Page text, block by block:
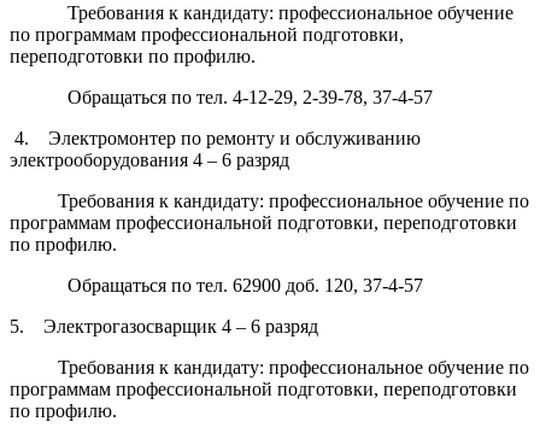
Требования к кандидату: профессиональное обучение
по программам профессиональной подготовки,
переподготовки по профилю.
Обращаться по тел. 4-12-29, 2-39-78, 37-4-57
4. Электромонтер по ремонту и обслуживанию
электрооборудования 4 – 6 разряд
Требования к кандидату: профессиональное обучение по
программам профессиональной подготовки, переподготовки
по профилю.
Обращаться по тел. 62900 доб. 120, 37-4-57
5. Электрогазосварщик 4 – 6 разряд
Требования к кандидату: профессиональное обучение по
программам профессиональной подготовки, переподготовки
по профилю.